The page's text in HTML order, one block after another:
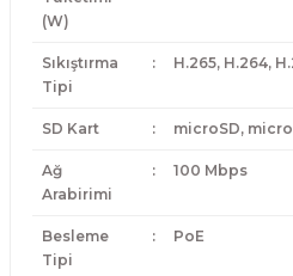
(W)
Sıkıştırma
Tipi
: H.265, H.264,
SD Kart : microSD,
Ağ
Arabirimi
: 100 Mbps
Besleme
Tipi
: PoE